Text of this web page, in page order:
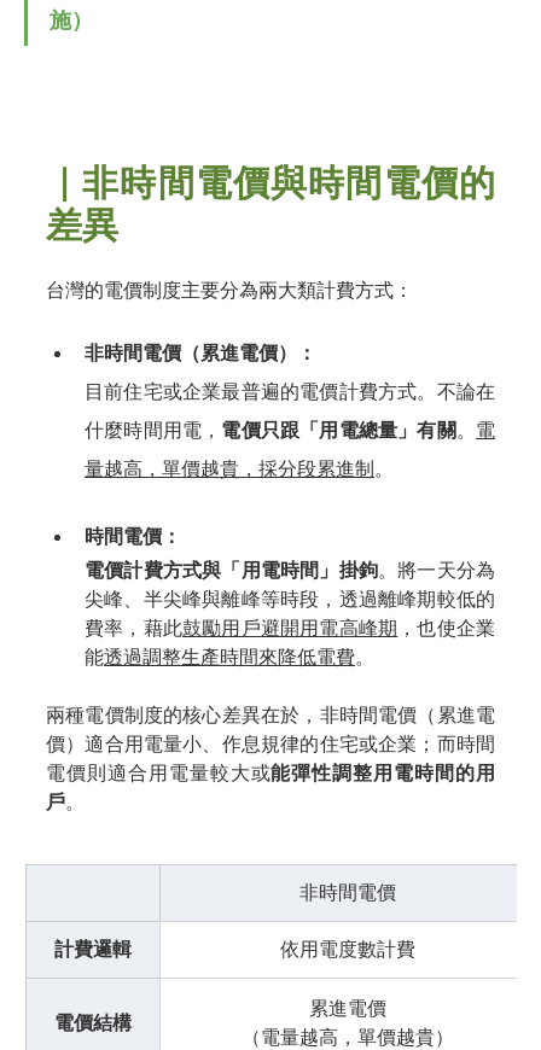
施）
｜非時間電價與時間電價的
差異
台灣的電價制度主要分為兩大類計費方式：
非時間電價（累進電價）：
目前住宅或企業最普遍的電價計費方式。不論在
什麼時間用電， 電價只跟「用電總量」有關。 電
量越高，單價越貴，採分段累進制。
時間電價：
電價計費方式與「用電時間」掛鉤。將一天分為
尖峰、半尖峰與離峰等時段，透過離峰期較低的
費率，藉此鼓勵用戶避開用電高峰期 ，也使企業
能透過調整生產時間來降低電費。
兩種電價制度的核心差異在於，非時間電價（累進電
價）適合用電量小、作息規律的住宅或企業；而時間
電價則適合用電量較大或能彈性調整用電時間的用
戶。
非時間電價
計費邏輯 依用電度數計費
電價結構
累進電價
（電量越高，單價越貴）